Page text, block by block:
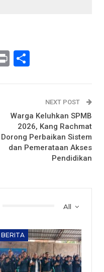
Print
NEXT POST
Warga Keluhkan SPMB
2026, Kang Rachmat
Dorong Perbaikan Sistem
dan Pemerataan Akses
Pendidikan
All
BERITA